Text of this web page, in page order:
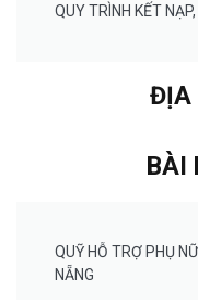
QUY TRÌNH KẾT
ĐỊA
BÀI
QUỸ HỖ TRỢ PHỤ
NẴNG